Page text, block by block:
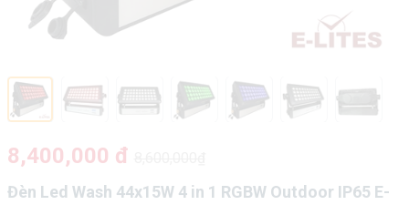
8,400,000 đ
Đèn Led Wash 44x15W 4 in 1 RGBW Outdoor IP65 E-